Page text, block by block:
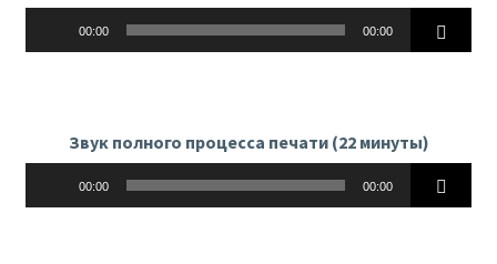
00:00 00:00
Звук полного процесса печати (22 минуты)
00:00 00:00